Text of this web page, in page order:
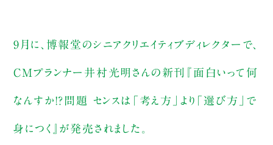
9月に、博報堂のシニアクリエイティブディレクターで、
CMプランナー井村光明さんの新刊『面白いって何
なんすか!?問題 センスは「考え方」より「選び方」で
身につく』が発売されました。